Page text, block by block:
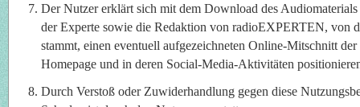
Der Nutzer erklärt sich mit dem Download des Audiomaterials
der Experte sowie die Redaktion von radioEXPERTEN, von
stammt, einen eventuell aufgezeichneten Online-Mitschnitt
Homepage und in deren Social-Media-Aktivitäten
Durch Verstoß oder Zuwiderhandlung gegen diese